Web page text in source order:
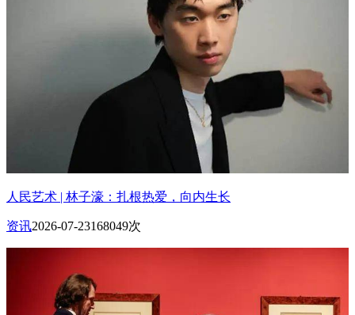
人民艺术 | 林子濠：扎根热爱，向内生长
资讯2026-07-23168049次